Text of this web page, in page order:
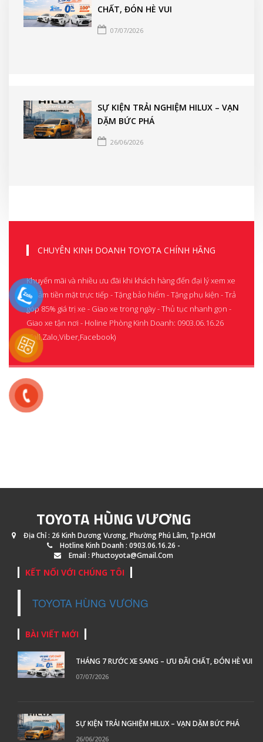
CHẤT, ĐÓN HÈ VUI
07/07/2026
SỰ KIỆN TRẢI NGHIỆM HILUX – VẠN
DẶM BỨC PHÁ
26/06/2026
CHUYÊN KINH DOANH TOYOTA CHÍNH HÃNG
Khuyến mãi và nhiều ưu đãi khi khách hàng đến đại lý xem xe
- Giảm tiền mặt trực tiếp - Tặng bảo hiểm - Tặng phụ kiện - Trả
góp 85% giá trị xe - Giao xe trong ngày - Thủ tục nhanh gọn -
Giao xe tận nơi - Holine Phòng Kinh Doanh: 0903.06.16.26
(Call,Zalo,Viber,Facebook)
TOYOTA HÙNG VƯƠNG
Địa Chỉ : 26 Kinh Dương Vương, Phường Phú Lâm, Tp.HCM
Hotline Kinh Doanh : 0903.06.16.26 -
Email : Phuctoyota@gmail.com
KẾT NỐI VỚI CHÚNG TÔI
TOYOTA HÙNG VƯƠNG
BÀI VIẾT MỚI
THÁNG 7 RƯỚC XE SANG – ƯU ĐÃI CHẤT, ĐÓN HÈ VUI
07/07/2026
SỰ KIỆN TRẢI NGHIỆM HILUX – VẠN DẶM BỨC PHÁ
26/06/2026